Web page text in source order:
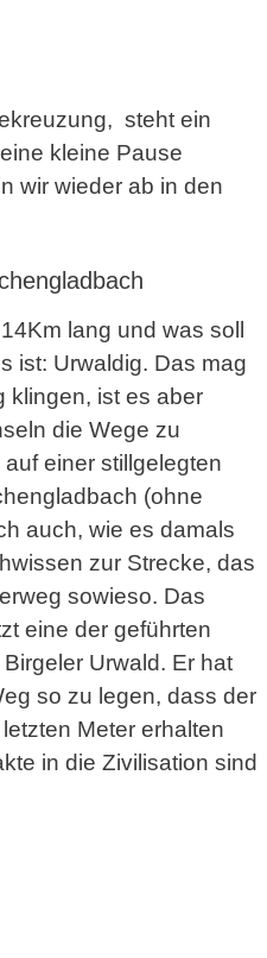
steht ein
kleine Pause
wir wieder ab in den
lang und was soll
ist: Urwaldig. Das mag
klingen, ist es aber
die Wege zu
einer stillgelegten
(ohne
auch, wie es damals
zur Strecke, das
sowieso. Das
eine der geführten
Urwald. Er hat
so zu legen, dass der
Meter erhalten
in die Zivilisation sind